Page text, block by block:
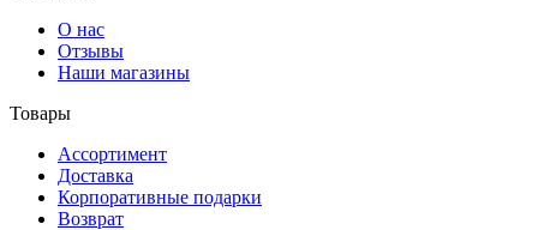
О нас
Отзывы
Наши магазины
Товары
Ассортимент
Доставка
Корпоративные подарки
Возврат